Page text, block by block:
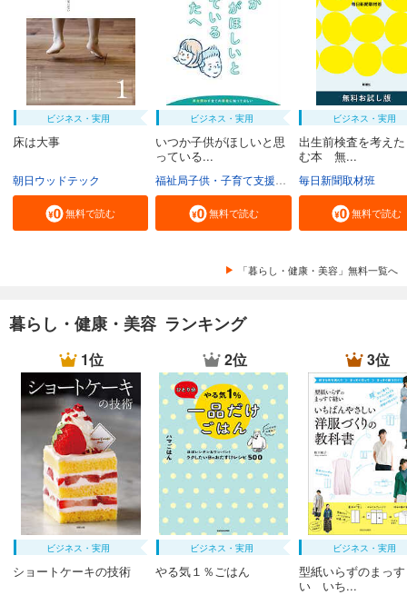
ビジネス・実用
床は大事
朝日ウッドテック
無料で読む
ビジネス・実用
いつか子供がほしいと思
っている...
東京都
無料で読む
ビジネス・実用
出生前検査を考え
む本 無...
毎日新聞取材班
無料で読む
「暮らし・健康・美容」無料一覧へ
暮らし・健康・美容 ランキング
1位
ビジネス・実用
ショートケーキの技術
2位
ビジネス・実用
やる気１％ごはん
3位
ビジネス・実用
型紙いらずのまっ
い いち...